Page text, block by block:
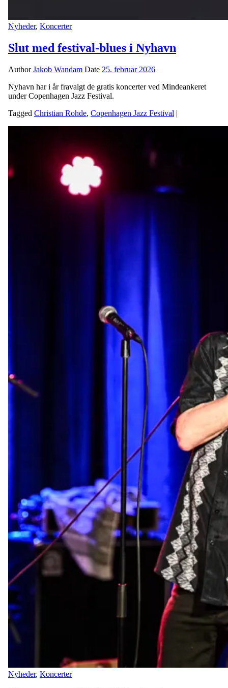
Nyheder, Koncerter
Slut med festival-blues i Nyhavn
AuthorJakob Wandam Date 25. februar 2026
Nyhavn har i år fravalgt de gratis koncerter ved Mindeankeret
under Copenhagen Jazz Festival.
Tagged Christian Rohde, Copenhagen Jazz Festival |
Nyheder, Koncerter